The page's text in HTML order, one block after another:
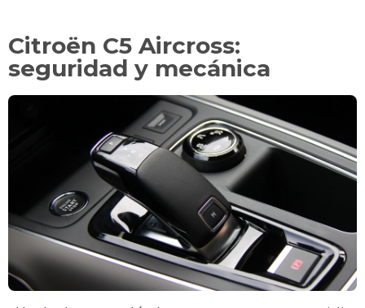
Citroën C5 Aircross:
seguridad y mecánica